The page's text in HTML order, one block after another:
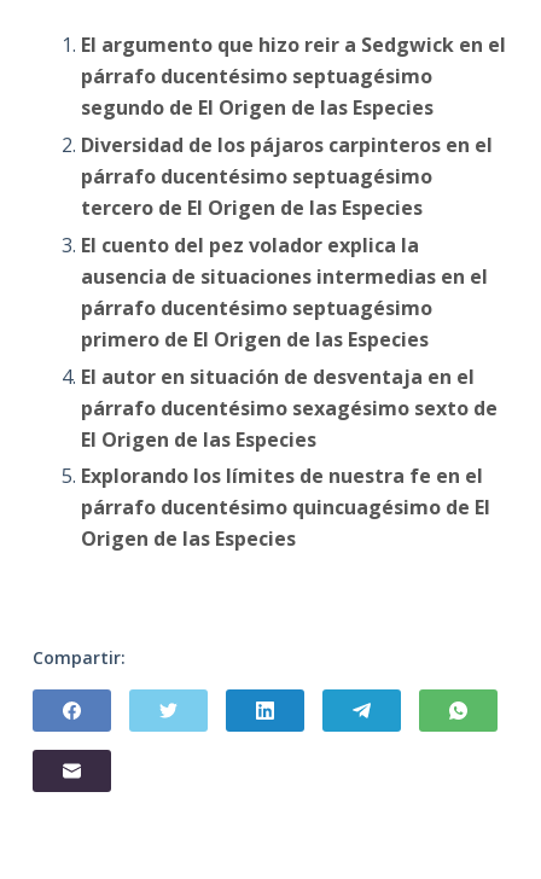
El argumento que hizo reir a Sedgwick en el
párrafo ducentésimo septuagésimo
segundo de El Origen de las Especies
Diversidad de los pájaros carpinteros en el
párrafo ducentésimo septuagésimo
tercero de El Origen de las Especies
El cuento del pez volador explica la
ausencia de situaciones intermedias en el
párrafo ducentésimo septuagésimo
primero de El Origen de las Especies
El autor en situación de desventaja en el
párrafo ducentésimo sexagésimo sexto de
El Origen de las Especies
Explorando los límites de nuestra fe en el
párrafo ducentésimo quincuagésimo de El
Origen de las Especies
Compartir: